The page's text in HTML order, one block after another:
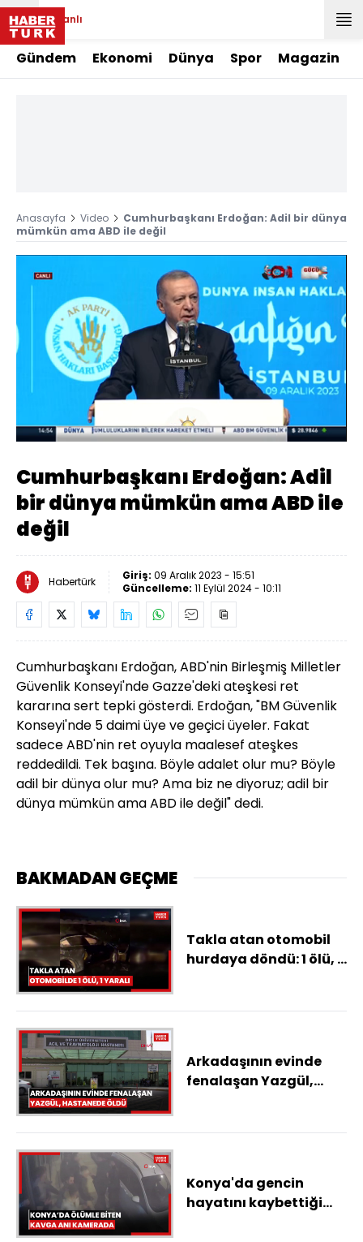
Canlı
Gündem Ekonomi Dünya Spor Magazin
Anasayfa Video
Cumhurbaşkanı Erdoğan: Adil bir dünya
mümkün ama ABD ile değil
Sesi
Aç
Oynatma
Hızı
Cumhurbaşkanı Erdoğan: Adil
bir dünya mümkün ama ABD ile
değil
Habertürk Giriş: 09 Aralık 2023 - 15:51
Güncelleme: 11 Eylül 2024 - 10:11
Cumhurbaşkanı Erdoğan, ABD'nin Birleşmiş Milletler
Güvenlik Konseyi'nde Gazze'deki ateşkesi ret
kararına sert tepki gösterdi. Erdoğan, "BM Güvenlik
Konseyi'nde 5 daimi üye ve geçici üyeler. Fakat
sadece ABD'nin ret oyuyla maalesef ateşkes
reddedildi. Tek başına. Böyle adalet olur mu? Böyle
adil bir dünya olur mu? Ama biz ne diyoruz; adil bir
dünya mümkün ama ABD ile değil" dedi.
BAKMADAN GEÇME
Takla atan otomobil
hurdaya döndü: 1 ölü, 1
Arkadaşının evinde
fenalaşan Yazgül,
Konya'da gencin
hayatını kaybettiği